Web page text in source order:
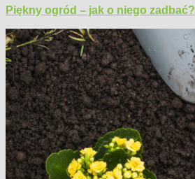
Piękny ogród – jak o niego zadbać?